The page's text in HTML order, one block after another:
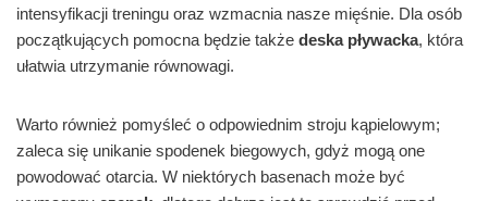
intensyfikacji treningu oraz wzmacnia nasze mięśnie. Dla osób
początkujących pomocna będzie także deska pływacka, która
ułatwia utrzymanie równowagi.
Warto również pomyśleć o odpowiednim stroju kąpielowym;
zaleca się unikanie spodenek biegowych, gdyż mogą one
powodować otarcia. W niektórych basenach może być